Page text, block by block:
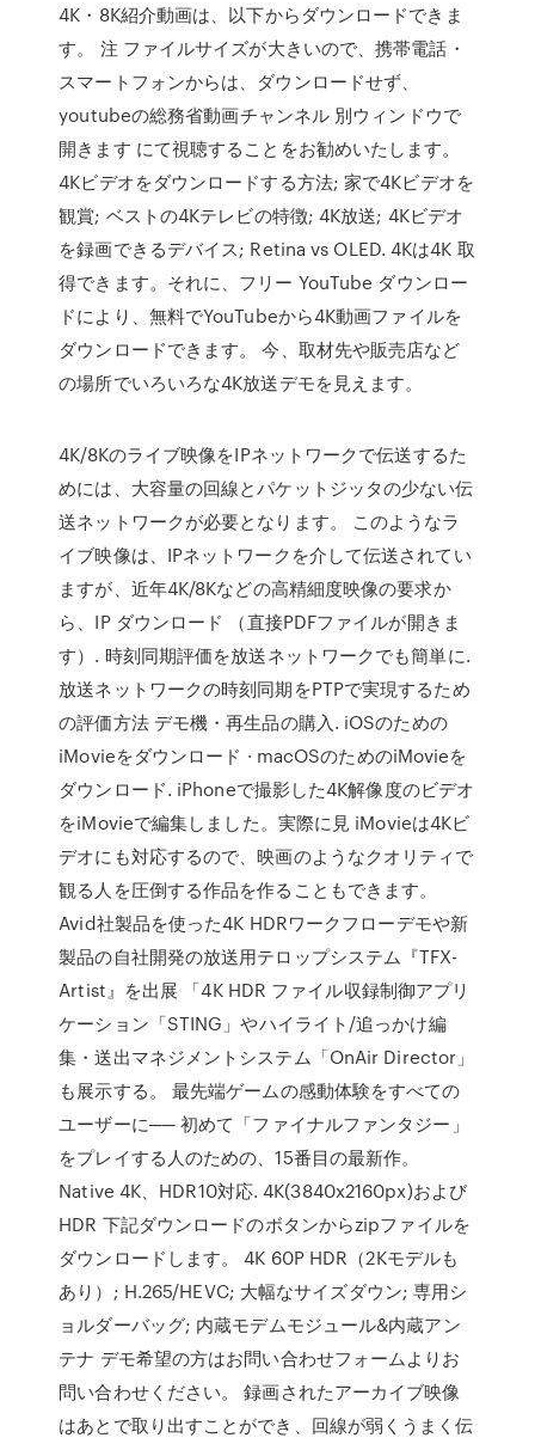
4K・8K紹介動画は、以下からダウンロードできま
す。 注 ファイルサイズが大きいので、携帯電話・
スマートフォンからは、ダウンロードせず、
youtubeの総務省動画チャンネル 別ウィンドウで
開きます にて視聴することをお勧めいたします。
4Kビデオをダウンロードする方法; 家で4Kビデオを
観賞; ベストの4Kテレビの特徴; 4K放送; 4Kビデオ
を録画できるデバイス; Retina vs OLED. 4Kは4K 取
得できます。それに、フリー YouTube ダウンロー
ドにより、無料でYouTubeから4K動画ファイルを
ダウンロードできます。 今、取材先や販売店など
の場所でいろいろな4K放送デモを見えます。
4K/8Kのライブ映像をIPネットワークで伝送するた
めには、大容量の回線とパケットジッタの少ない伝
送ネットワークが必要となります。 このようなラ
イブ映像は、IPネットワークを介して伝送されてい
ますが、近年4K/8Kなどの高精細度映像の要求か
ら、IP ダウンロード （直接PDFファイルが開きま
す）. 時刻同期評価を放送ネットワークでも簡単に.
放送ネットワークの時刻同期をPTPで実現するため
の評価方法 デモ機・再生品の購入. iOSのための
iMovieをダウンロード · macOSのためのiMovieを
ダウンロード. iPhoneで撮影した4K解像度のビデオ
をiMovieで編集しました。実際に見 iMovieは4Kビ
デオにも対応するので、映画のようなクオリティで
観る人を圧倒する作品を作ることもできます。
Avid社製品を使った4K HDRワークフローデモや新
製品の自社開発の放送用テロップシステム『TFX-
Artist』を出展 「4K HDR ファイル収録制御アプリ
ケーション「STING」やハイライト/追っかけ編
集・送出マネジメントシステム「OnAir Director」
も展示する。 最先端ゲームの感動体験をすべての
ユーザーに── 初めて「ファイナルファンタジー」
をプレイする人のための、15番目の最新作。
Native 4K、HDR10対応. 4K(3840x2160px)および
HDR 下記ダウンロードのボタンからzipファイルを
ダウンロードします。 4K 60P HDR（2Kモデルも
あり）; H.265/HEVC; 大幅なサイズダウン; 専用シ
ョルダーバッグ; 内蔵モデムモジュール&内蔵アン
テナ デモ希望の方はお問い合わせフォームよりお
問い合わせください。 録画されたアーカイブ映像
はあとで取り出すことができ、回線が弱くうまく伝